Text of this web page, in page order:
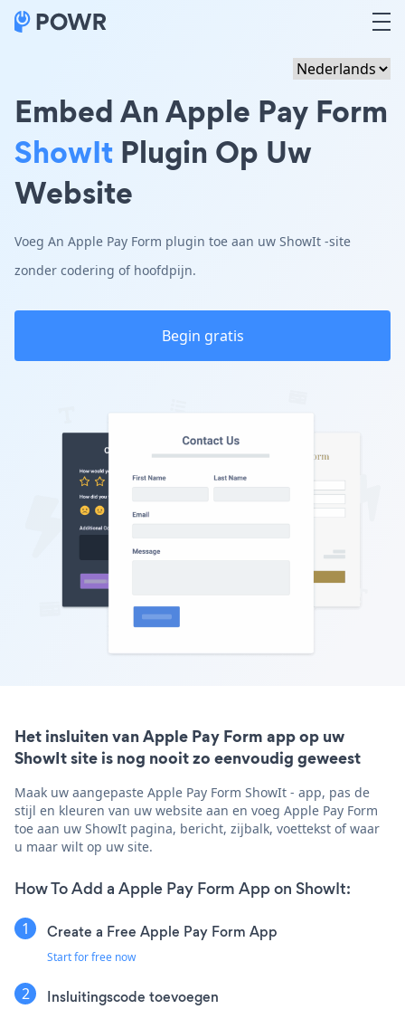
Embed An Apple Pay Form
ShowIt Plugin Op Uw
Website
Voeg An Apple Pay Form plugin toe aan uw ShowIt -site
zonder codering of hoofdpijn.
Begin gratis
Het insluiten van Apple Pay Form app op uw
ShowIt site is nog nooit zo eenvoudig geweest
Maak uw aangepaste Apple Pay Form ShowIt - app, pas de
stijl en kleuren van uw website aan en voeg Apple Pay Form
toe aan uw ShowIt pagina, bericht, zijbalk, voettekst of waar
u maar wilt op uw site.
How To Add a Apple Pay Form App on ShowIt:
Create a Free Apple Pay Form App
Start for free now
Insluitingscode toevoegen